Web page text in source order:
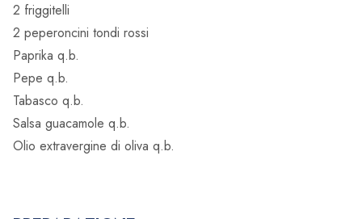
2 friggitelli
2 peperoncini tondi rossi
Paprika q.b.
Pepe q.b.
Tabasco q.b.
Salsa guacamole q.b.
Olio extravergine di oliva q.b.